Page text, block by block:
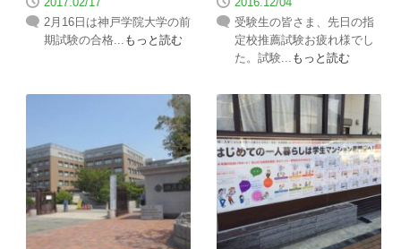
2月16日は神戸学院大学の前
期試験の合格... もっと読む
受験生の皆さま、先日の指
定校推薦試験お疲れ様でし
た。試験... もっと読む